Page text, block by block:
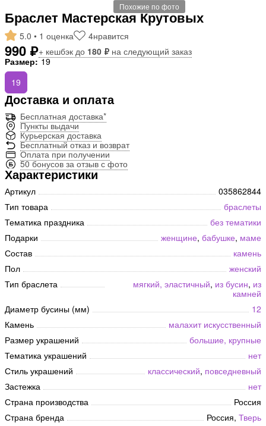
Похожие по фото
Браслет Мастерская Крутовых
5.0 • 1 оценка 4нравится
990 ₽+ кешбэк до 180 ₽ на следующий заказ
Размер: 19
19
Доставка и оплата
Бесплатная доставка*
Пункты выдачи
Курьерская доставка
Бесплатный отказ и возврат
Оплата при получении
50 бонусов за отзыв с фото
Характеристики
Артикул
035862844
Тип товара
браслеты
Тематика праздника
без тематики
Подарки
женщине, бабушке, маме
Состав
камень
Пол
женский
Тип браслета
мягкий, эластичный, из бусин, из
камней
Диаметр бусины (мм)
12
Камень
малахит искусственный
Размер украшений
большие, крупные
Тематика украшений
нет
Стиль украшений
классический, повседневный
Застежка
нет
Страна производства
Россия
Страна бренда
Россия, Тверь